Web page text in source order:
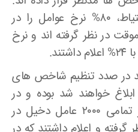
همچنین بمنظور رعایت احتیاط، ۸۰% نرخ عوامل را در
در نظر گرفته اند و نرخ
در صدد تنظیم شاخص های
خواهند شد بوده و در
تنظیم این شاخص ها، اثار تمامی ۲۰۰۰ عامل دخیل در
گرفته و اعلام داشتند که در